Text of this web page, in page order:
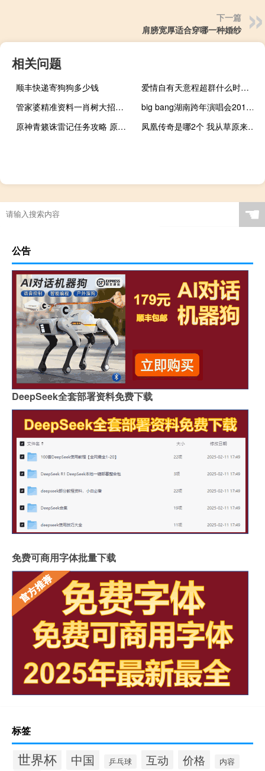
下一篇
肩膀宽厚适合穿哪一种婚纱
相关问题
顺丰快递寄狗狗多少钱
爱情自有天意程超群什么时候喜欢唐糖 爱情自有天意吻戏
管家婆精准资料一肖树大招风：天方夜谭打一生肖是什么意思-精选解析解释-3561.ISO.680
big bang湖南跨年演唱会2016年几月 湖南卫视跨年演唱会bigbang
原神青籁诛雷记任务攻略 原神清籁逐雷记其三
凤凰传奇是哪2个 我从草原来凤凰传奇
☚
公告
DeepSeek全套部署资料免费下载
免费可商用字体批量下载
标签
世界杯 中国 乒乓球 互动 价格 内容